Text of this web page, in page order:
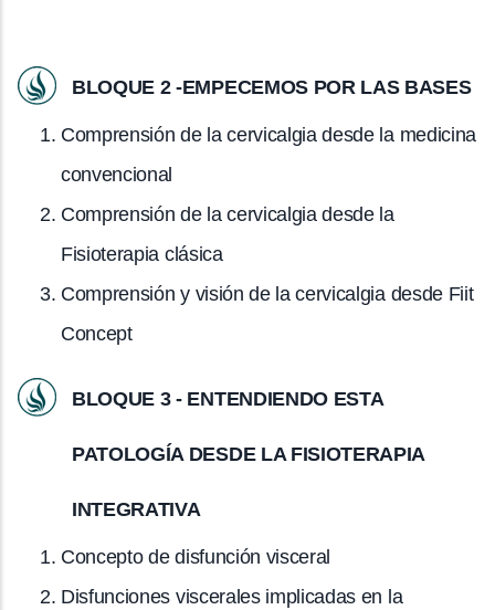
BLOQUE 2 -EMPECEMOS POR LAS BASES
Comprensión de la cervicalgia desde la medicina
convencional
Comprensión de la cervicalgia desde la
Fisioterapia clásica
Comprensión y visión de la cervicalgia desde Fiit
Concept
BLOQUE 3 - ENTENDIENDO ESTA
PATOLOGÍA DESDE LA FISIOTERAPIA
INTEGRATIVA
Concepto de disfunción visceral
Disfunciones viscerales implicadas en la